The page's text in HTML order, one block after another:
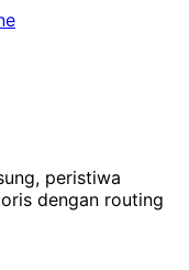
peristiwa
dengan routing